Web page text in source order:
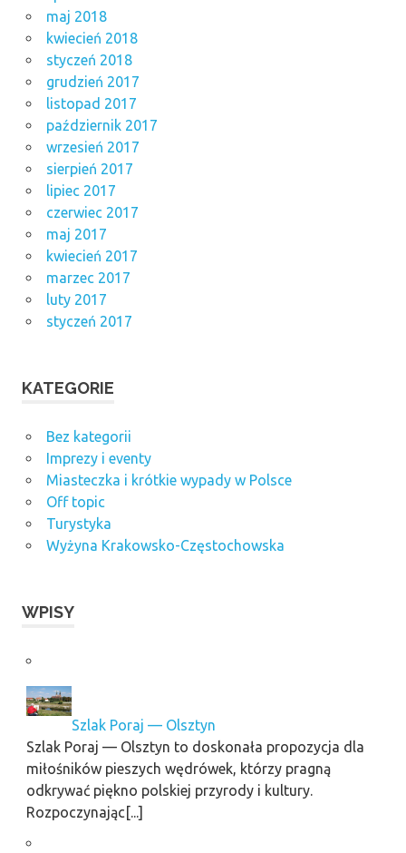
maj 2018
kwiecień 2018
styczeń 2018
grudzień 2017
listopad 2017
październik 2017
wrzesień 2017
sierpień 2017
lipiec 2017
czerwiec 2017
maj 2017
kwiecień 2017
marzec 2017
luty 2017
styczeń 2017
KATEGORIE
Bez kategorii
Imprezy i eventy
Miasteczka i krótkie wypady w Polsce
Off topic
Turystyka
Wyżyna Krakowsko-Częstochowska
WPISY
Szlak Poraj — Olsztyn
Szlak Poraj — Olsztyn to doskonała propozycja dla
miłośników pieszych wędrówek, którzy pragną
odkrywać piękno polskiej przyrody i kultury.
Rozpoczynając[...]